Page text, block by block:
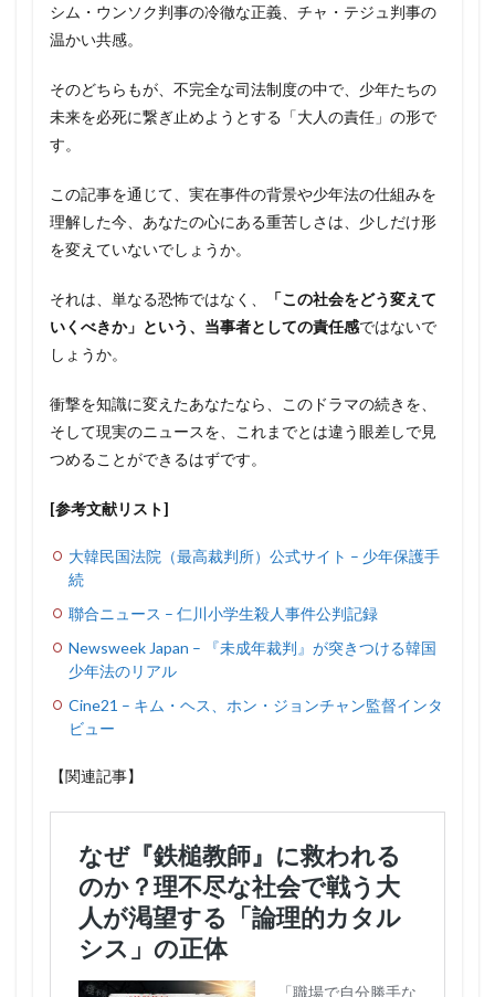
シム・ウンソク判事の冷徹な正義、チャ・テジュ判事の
温かい共感。
そのどちらもが、不完全な司法制度の中で、少年たちの
未来を必死に繋ぎ止めようとする「大人の責任」の形で
す。
この記事を通じて、実在事件の背景や少年法の仕組みを
理解した今、あなたの心にある重苦しさは、少しだけ形
を変えていないでしょうか。
それは、単なる恐怖ではなく、
「この社会をどう変えて
いくべきか」という、当事者としての責任感ではないで
しょうか。
衝撃を知識に変えたあなたなら、このドラマの続きを、
そして現実のニュースを、これまでとは違う眼差しで見
つめることができるはずです。
[参考文献リスト]
大韓民国法院（最高裁判所）公式サイト – 少年保護手
続
聯合ニュース – 仁川小学生殺人事件公判記録
Newsweek Japan – 『未成年裁判』が突きつける韓国
少年法のリアル
Cine21 – キム・ヘス、ホン・ジョンチャン監督インタ
ビュー
【関連記事】